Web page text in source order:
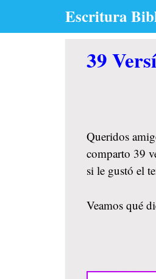
Escritura
39
Queridos
comparto 39
si le gustó el
Veamos qué